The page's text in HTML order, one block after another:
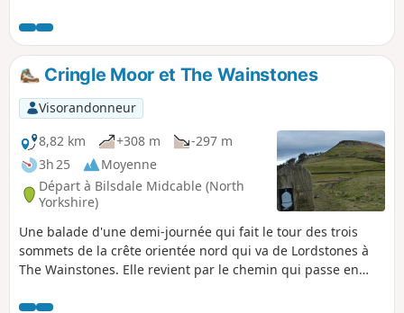
Cringle Moor et The Wainstones
Visorandonneur
8,82 km
+308 m
-297 m
3h 25
Moyenne
Départ à Bilsdale Midcable (North
Yorkshire)
Une balade d'une demi-journée qui fait le tour des trois
sommets de la crête orientée nord qui va de Lordstones à
The Wainstones. Elle revient par le chemin qui passe en